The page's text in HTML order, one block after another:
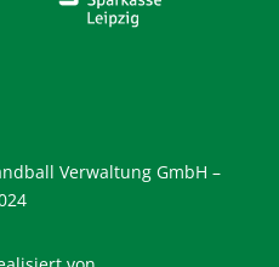
Verwaltung GmbH –